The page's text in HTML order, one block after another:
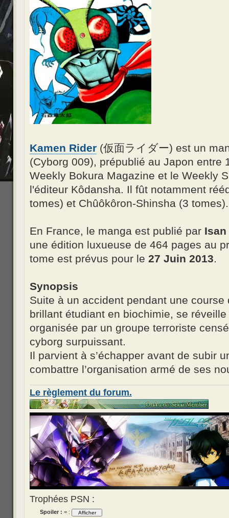
Kamen Rider (仮面ライダー) est un
(Cyborg 009), prépublié au Japon entre
Weekly Bokura Magazine et le Weekly
l'éditeur Kôdansha. Il fût notamment
tomes) et Chûôkôron-Shinsha (3 tomes).
En France, le manga est publié par Isan
une édition luxueuse de 464 pages au
tome est prévus pour le 27 Juin 2013.
Synopsis
Suite à un accident pendant une course
brillant étudiant en biochimie, se
organisée par un groupe terroriste
cyborg surpuissant.
Il parvient à s’échapper avant de subir
combattre l’organisation armé de ses
Le règlement du forum.
Trophées PSN :
Spoiler : = :